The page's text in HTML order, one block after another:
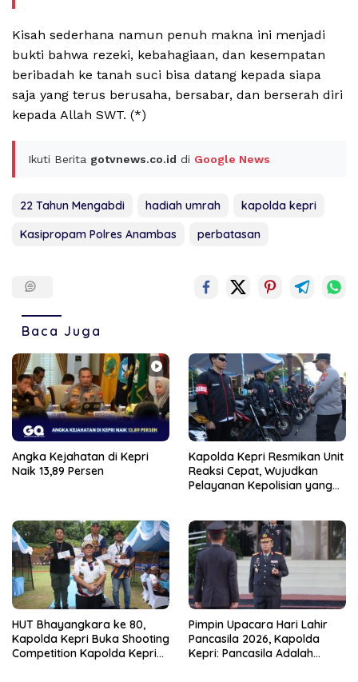
Kisah sederhana namun penuh makna ini menjadi
bukti bahwa rezeki, kebahagiaan, dan kesempatan
beribadah ke tanah suci bisa datang kepada siapa
saja yang terus berusaha, bersabar, dan berserah diri
kepada Allah SWT. (*)
Ikuti Berita gotvnews.co.id di Google News
22 Tahun Mengabdi hadiah umrah
kapolda kepri
Kasipropam Polres Anambas
perbatasan
Baca Juga
Angka Kejahatan di Kepri
Naik 13,89 Persen
Kapolda Kepri Resmikan Unit
Reaksi Cepat, Wujudkan
Pelayanan Kepolisian yang
HUT Bhayangkara ke 80,
Kapolda Kepri Buka Shooting
Competition Kapolda Kepri
Pimpin Upacara Hari Lahir
Pancasila 2026, Kapolda
Kepri: Pancasila Adalah